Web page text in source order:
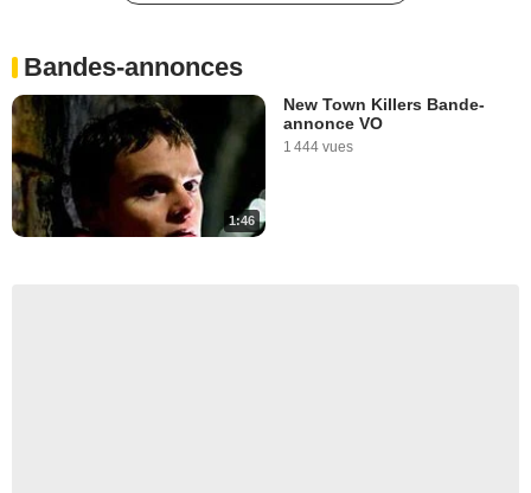
Bandes-annonces
1:46
New Town Killers Bande-
annonce VO
1 444 vues